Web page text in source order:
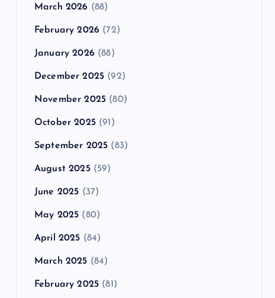
March 2026 (88)
February 2026 (72)
January 2026(88)
December 2025 (92)
November 2025 (80)
October 2025(91)
September 2025 (83)
August 2025(59)
June 2025 (37)
May 2025 (80)
April 2025 (84)
March 2025 (84)
February 2025 (81)